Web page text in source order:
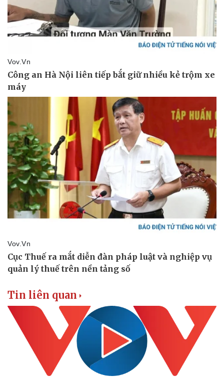
Pháp luật
Vụ án
Tin nóng
Tư vấn luật
Quân sự - Quốc phòng
Vũ khí
Phân tích
Tin liên quan